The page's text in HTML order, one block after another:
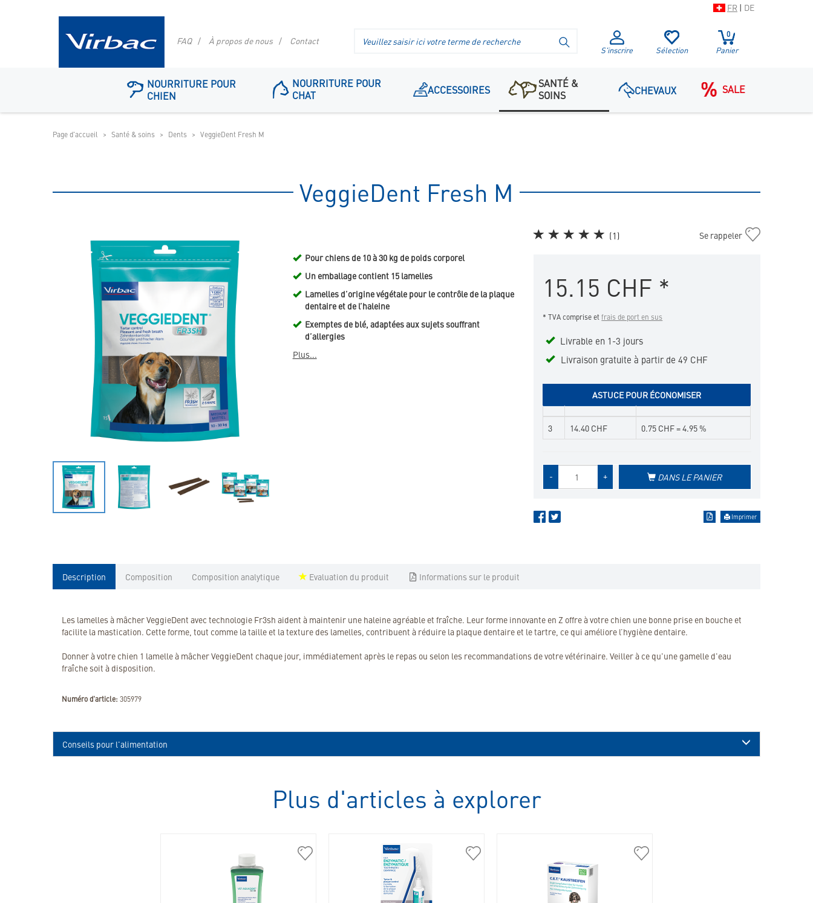
FR | DE
S'inscrire Sélection
0
Panier
dans
LANCER LA RECHERCHE
FAQ À propos de nous Contact
NOURRITURE POUR
CHIEN
NOURRITURE POUR
CHAT
ACCESSOIRES
SANTÉ &
SOINS
CHEVAUX SALE
Page d'accueil Santé & soins Dents VeggieDent Fresh M
VeggieDent Fresh M
Pour chiens de 10 à 30 kg de poids corporel
Un emballage contient 15 lamelles
Lamelles d’origine végétale pour le contrôle de la plaque
dentaire et de l’haleine
Exemptes de blé, adaptées aux sujets souffrant
d’allergies
Plus...
(1)
Ajouter
Se rappeler
15.15 CHF *
* TVA comprise etfrais de port en sus
Livrable en 1-3 jours
Livraison gratuite à partir de 49 CHF
ASTUCE POUR ÉCONOMISER
3 14.40 CHF 0.75 CHF = 4.95 %
+
- DANS LE PANIER
Imprimer
Description Composition Composition analytique Evaluation du produit Informations sur le produit
Les lamelles à mâcher VeggieDent avec technologie Fr3sh aident à maintenir une haleine agréable et fraîche. Leur forme innovante en Z offre à votre chien une bonne prise en bouche et
facilite la mastication. Cette forme, tout comme la taille et la texture des lamelles, contribuent à réduire la plaque dentaire et le tartre, ce qui améliore l’hygiène dentaire.
Donner à votre chien 1 lamelle à mâcher VeggieDent chaque jour, immédiatement après le repas ou selon les recommandations de votre vétérinaire. Veiller à ce qu'une gamelle d'eau
fraîche soit à disposition.
Numéro d'article: 305979
Conseils pour l'alimentation
Plus d'articles à explorer
304335 303444 304099